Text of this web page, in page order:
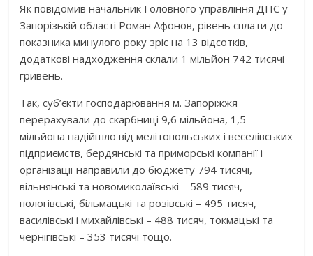
Як повідомив начальник Головного управління ДПС у
Запорізькій області Роман Афонов, рівень сплати до
показника минулого року зріс на 13 відсотків,
додаткові надходження склали 1 мільйон 742 тисячі
гривень.
Так, суб’єкти господарювання м. Запоріжжя
перерахували до скарбниці 9,6 мільйона, 1,5
мільйона надійшло від мелітопольських і веселівських
підприємств, бердянські та приморські компанії і
організації направили до бюджету 794 тисячі,
вільнянські та новомиколаївські – 589 тисяч,
пологівські, більмацькі та розівські – 495 тисяч,
василівські і михайлівські – 488 тисяч, токмацькі та
чернігівські – 353 тисячі тощо.